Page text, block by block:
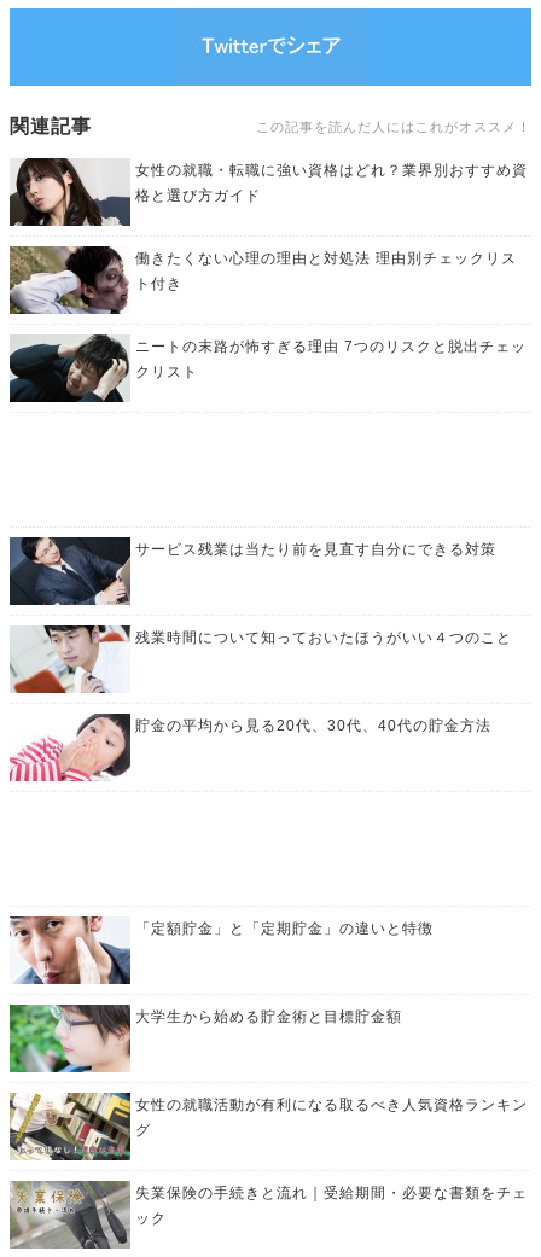
関連記事 この記事を読んだ人にはこれがオススメ！
女性の就職・転職に強い資格はどれ？業界別おすすめ資
格と選び方ガイド
働きたくない心理の理由と対処法 理由別チェックリス
ト付き
ニートの末路が怖すぎる理由 7つのリスクと脱出チェッ
クリスト
サービス残業は当たり前を見直す自分にできる対策
残業時間について知っておいたほうがいい４つのこと
貯金の平均から見る20代、30代、40代の貯金方法
「定額貯金」と「定期貯金」の違いと特徴
大学生から始める貯金術と目標貯金額
女性の就職活動が有利になる取るべき人気資格ランキン
グ
失業保険の手続きと流れ｜受給期間・必要な書類をチェ
ック